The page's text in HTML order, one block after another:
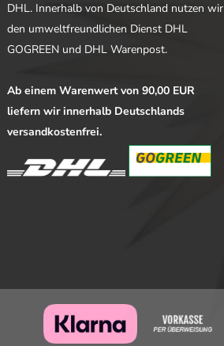
DHL. Innerhalb von Deutschland nutzen wir
den umweltfreundlichen Dienst DHL
GOGREEN und DHL Warenpost.
Ab einem Warenwert von 90,00 EUR
liefern wir innerhalb Deutschlands
versandkostenfrei.